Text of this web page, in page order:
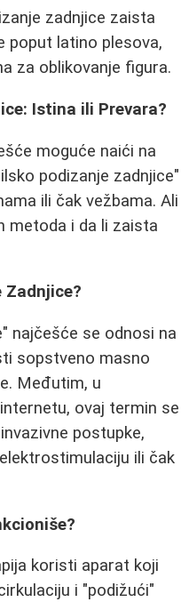
zadnjice zaista
poput latino plesova,
za oblikovanje figura.
Istina ili Prevara?
moguće naići na
podizanje zadnjice"
ili čak vežbama. Ali
metoda i da li zaista
Zadnjice?
najčešće se odnosi na
sopstveno masno
Međutim, u
ovaj termin se
postupke,
ili čak
koristi aparat koji
i "podižući"